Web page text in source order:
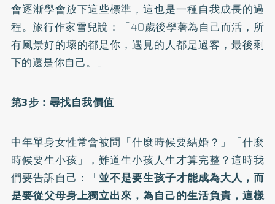
會逐漸學會放下這些標準，這也是一種自我成長的過
程。旅行作家雪兒說：「40歲後學著為自己而活 ，所
有風景好的壞的都是你，遇見的人都是過客，最後剩
下的還是你自己。」
第3步：尋找自我價值
中年單身女性常會被問「什麼時候要結婚？」「什麼
時候要生小孩」，難道生小孩人生才算完整？這時我
們要告訴自己：「並不是要生孩子才能成為大人，而
是要從父母身上獨立出來，為自己的生活負責，這樣